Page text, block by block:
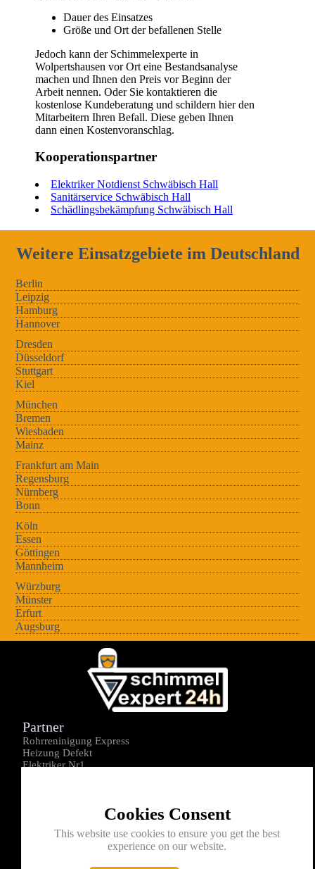
Dauer des Einsatzes
Größe und Ort der befallenen Stelle
Jedoch kann der Schimmelexperte in
Wolpertshausen vor Ort eine Bestandsanalyse
machen und Ihnen den Preis vor Beginn der
Arbeit nennen. Oder Sie kontaktieren die
kostenlose Kundeberatung und schildern hier den
Mitarbeitern Ihren Befall. Diese geben Ihnen
dann einen Kostenvoranschlag.
Kooperationspartner
Elektriker Notdienst Schwäbisch Hall
Sanitärservice Schwäbisch Hall
Schädlingsbekämpfung Schwäbisch Hall
Weitere Einsatzgebiete im Deutschland
Berlin
Leipzig
Hamburg
Hannover
Dresden
Düsseldorf
Stuttgart
Kiel
München
Bremen
Wiesbaden
Mainz
Frankfurt am Main
Regensburg
Nürnberg
Bonn
Köln
Essen
Göttingen
Mannheim
Würzburg
Münster
Erfurt
Augsburg
Cookies Consent
This website use cookies to ensure you get the best
experience on our website.
Partner
Rohrreninigung Express
Heizung Defekt
Elektriker Nr1
Kontakt